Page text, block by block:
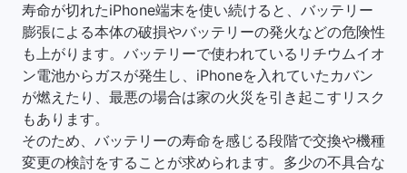
寿命が切れたiPhone端末を使い続けると、バッテリー
膨張による本体の破損やバッテリーの発火などの危険性
も上がります。バッテリーで使われているリチウムイオ
ン電池からガスが発生し、iPhoneを入れていたカバン
が燃えたり、最悪の場合は家の火災を引き起こすリスク
もあります。
そのため、バッテリーの寿命を感じる段階で交換や機種
変更の検討をすることが求められます。多少の不具合な